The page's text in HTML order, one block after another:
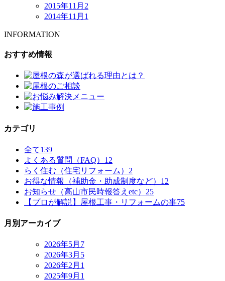
2015年11月 2
2014年11月 1
INFORMATION
おすすめ情報
カテゴリ
全て139
よくある質問（FAQ） 12
らく住む（住宅リフォーム） 2
お得な情報（補助金・助成制度など） 12
お知らせ（高山市民時報答えetc） 25
【プロが解説】屋根工事・リフォームの事75
月別アーカイブ
2026年5月 7
2026年3月 5
2026年2月 1
2025年9月 1